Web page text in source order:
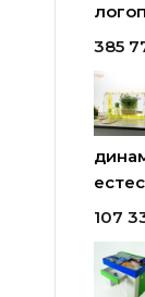
385
107